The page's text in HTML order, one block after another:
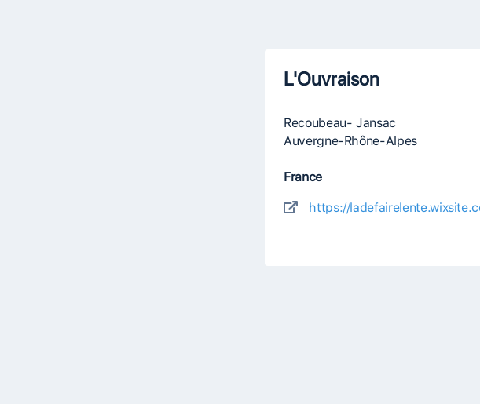
L'Ouvraison
Recoubeau- Jansac
Auvergne-Rhône-Alpes
France
https://